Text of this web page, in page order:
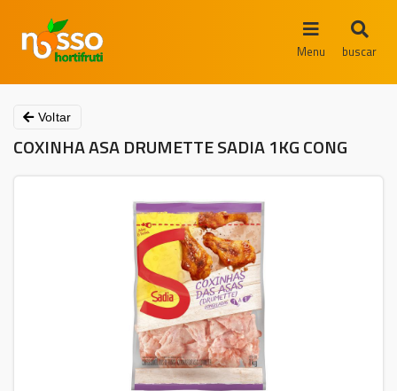
Menu buscar
Voltar
COXINHA ASA DRUMETTE SADIA 1KG CONG